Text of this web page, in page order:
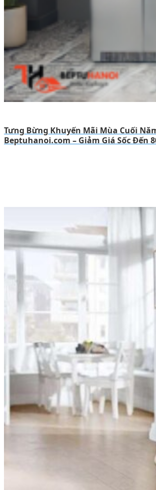
Tưng Bừng Khuyến Mãi Mùa Cuối
Beptuhanoi.com – Giảm Giá Sốc Đến